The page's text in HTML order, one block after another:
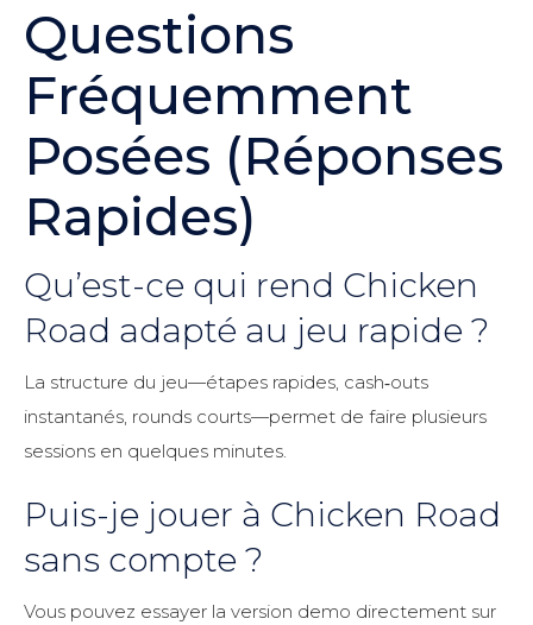
Questions
Fréquemment
Posées (Réponses
Rapides)
Qu’est-ce qui rend Chicken
Road adapté au jeu rapide ?
La structure du jeu—étapes rapides, cash‑outs
instantanés, rounds courts—permet de faire plusieurs
sessions en quelques minutes.
Puis-je jouer à Chicken Road
sans compte ?
Vous pouvez essayer la version demo directement sur